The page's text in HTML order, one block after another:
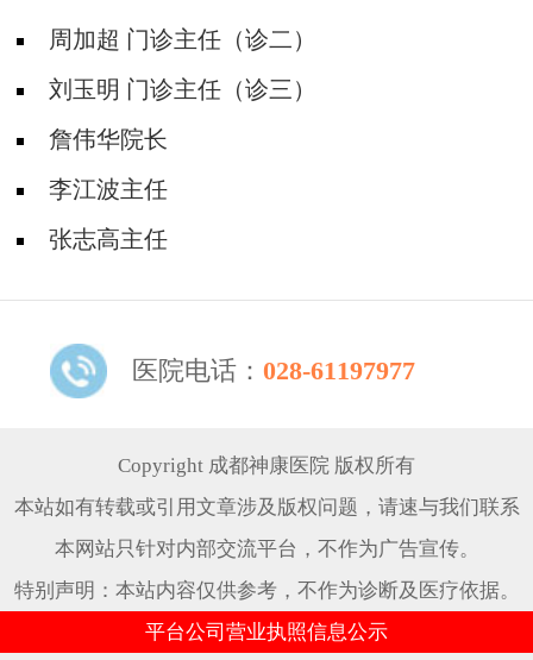
周加超 门诊主任（诊二）
刘玉明 门诊主任（诊三）
詹伟华院长
李江波主任
张志高主任
医院电话： 028-61197977
Copyright 成都神康医院 版权所有
本站如有转载或引用文章涉及版权问题，请速与我们联系
本网站只针对内部交流平台，不作为广告宣传。
特别声明：本站内容仅供参考，不作为诊断及医疗依据。
平台公司营业执照信息公示